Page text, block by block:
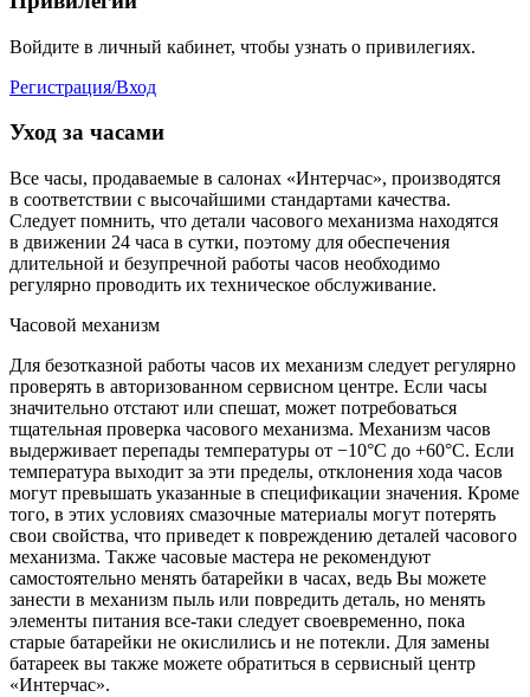
Войдите в личный кабинет, чтобы узнать о привилегиях.
Регистрация/Вход
Уход за часами
Все часы, продаваемые в салонах «Интерчас», производятся
в соответствии с высочайшими стандартами качества.
Следует помнить, что детали часового механизма находятся
в движении 24 часа в сутки, поэтому для обеспечения
длительной и безупречной работы часов необходимо
регулярно проводить их техническое обслуживание.
Часовой механизм
Для безотказной работы часов их механизм следует регулярно
проверять в авторизованном сервисном центре. Если часы
значительно отстают или спешат, может потребоваться
тщательная проверка часового механизма. Механизм часов
выдерживает перепады температуры от −10°C до +60°C. Если
температура выходит за эти пределы, отклонения хода часов
могут превышать указанные в спецификации значения. Кроме
того, в этих условиях смазочные материалы могут потерять
свои свойства, что приведет к повреждению деталей часового
механизма. Также часовые мастера не рекомендуют
самостоятельно менять батарейки в часах, ведь Вы можете
занести в механизм пыль или повредить деталь, но менять
элементы питания все-таки следует своевременно, пока
старые батарейки не окислились и не потекли. Для замены
батареек вы также можете обратиться в сервисный центр
«Интерчас».